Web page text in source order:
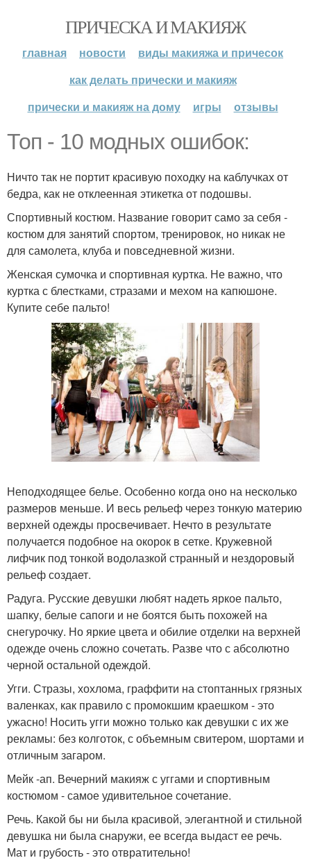
ПРИЧЕСКА И МАКИЯЖ
главная новости
виды макияжа и причесок
как делать прически и макияж
прически и макияж на дому
игры отзывы
Топ - 10 модных ошибок:
Ничто так не портит красивую походку на каблучках от
бедра, как не отклеенная этикетка от подошвы.
Спортивный костюм. Название говорит само за себя -
костюм для занятий спортом, тренировок, но никак не
для самолета, клуба и повседневной жизни.
Женская сумочка и спортивная куртка. Не важно, что
куртка с блестками, стразами и мехом на капюшоне.
Купите себе пальто!
Неподходящее белье. Особенно когда оно на несколько
размеров меньше. И весь рельеф через тонкую материю
верхней одежды просвечивает. Нечто в результате
получается подобное на окорок в сетке. Кружевной
лифчик под тонкой водолазкой странный и нездоровый
рельеф создает.
Радуга. Русские девушки любят надеть яркое пальто,
шапку, белые сапоги и не боятся быть похожей на
снегурочку. Но яркие цвета и обилие отделки на верхней
одежде очень сложно сочетать. Разве что с абсолютно
черной остальной одеждой.
Угги. Стразы, хохлома, граффити на стоптанных грязных
валенках, как правило с промокшим краешком - это
ужасно! Носить угги можно только как девушки с их же
рекламы: без колготок, с объемным свитером, шортами и
отличным загаром.
Мейк -ап. Вечерний макияж с уггами и спортивным
костюмом - самое удивительное сочетание.
Речь. Какой бы ни была красивой, элегантной и стильной
девушка ни была снаружи, ее всегда выдаст ее речь.
Мат и грубость - это отвратительно!